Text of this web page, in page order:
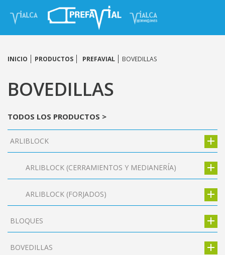
INICIO PRODUCTOS PREFAVIAL BOVEDILLAS
BOVEDILLAS
TODOS LOS PRODUCTOS >
ARLIBLOCK
ARLIBLOCK (CERRAMIENTOS Y MEDIANERÍA)
ARLIBLOCK (FORJADOS)
BLOQUES
BOVEDILLAS